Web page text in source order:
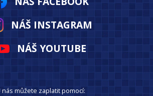
NÁŠ INSTAGRAM
NÁŠ YOUTUBE
nás můžete zaplatit pomocí: